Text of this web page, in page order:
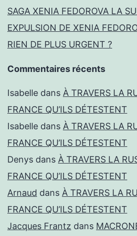
SAGA XENIA FEDOROVA LA
EXPULSION DE XENIA
RIEN DE PLUS URGENT ?
Commentaires récents
Isabelle dans À TRAVERS LA
FRANCE QU’ILS DÉTESTENT
Isabelle dans À TRAVERS LA
FRANCE QU’ILS DÉTESTENT
Denys dans À TRAVERS LA
FRANCE QU’ILS DÉTESTENT
Arnaud dans À TRAVERS LA
FRANCE QU’ILS DÉTESTENT
Jacques Frantz dans